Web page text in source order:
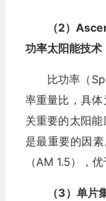
（2）
功率太阳能技术
比功率（
率重量比，具
关重要的太阳
是最重要的因
（AM 1.5），
（3）单片